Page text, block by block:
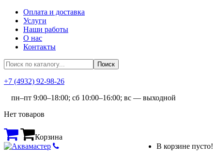
Оплата и доставка
Услуги
Наши работы
О нас
Контакты
+7 (4932) 92-98-26
пн–пт 9:00–18:00; сб 10:00–16:00; вс — выходной
Нет товаров
Корзина
В корзине пусто!